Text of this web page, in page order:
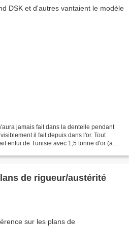
jamais fait dans la dentelle pendant
il fait depuis dans l'or. Tout
enfui de Tunisie avec 1,5 tonne d'or (au
de rigueur/austérité